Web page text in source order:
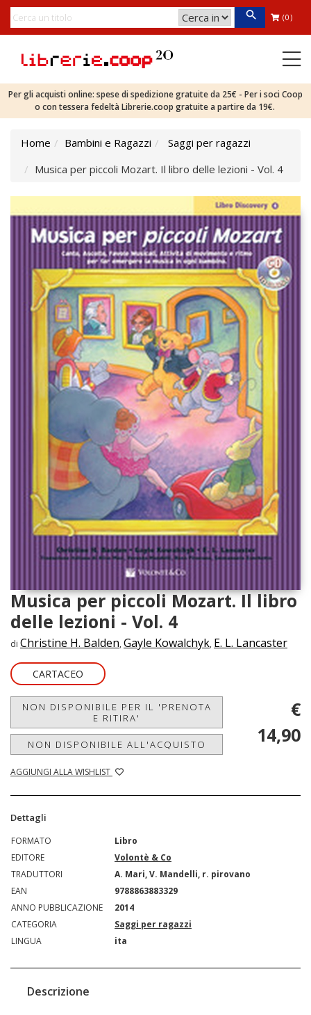
(0)
Per gli acquisti online: spese di spedizione gratuite da 25€ - Per i soci Coop
o con tessera fedeltà Librerie.coop gratuite a partire da 19€.
Home Bambini e Ragazzi
Saggi per ragazzi
Musica per piccoli Mozart. Il libro delle lezioni - Vol. 4
Musica per piccoli Mozart. Il libro
delle lezioni - Vol. 4
di Christine H. Balden, Gayle Kowalchyk, E. L. Lancaster
CARTACEO
NON DISPONIBILE PER IL 'PRENOTA
E RITIRA'
NON DISPONIBILE ALL'ACQUISTO
AGGIUNGI ALLA WISHLIST
€
14,90
Dettagli
FORMATO
Libro
EDITORE
Volontè & Co
TRADUTTORI
A. Mari, V. Mandelli, r. pirovano
EAN
9788863883329
ANNO PUBBLICAZIONE
2014
CATEGORIA
Saggi per ragazzi
LINGUA
ita
Descrizione